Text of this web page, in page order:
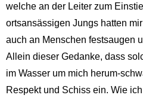
welche an der Leiter zum
ortsansässigen Jungs hatten
auch an Menschen festsaugen
Allein dieser Gedanke, dass
im Wasser um mich herum-
Respekt und Schiss ein. Wie